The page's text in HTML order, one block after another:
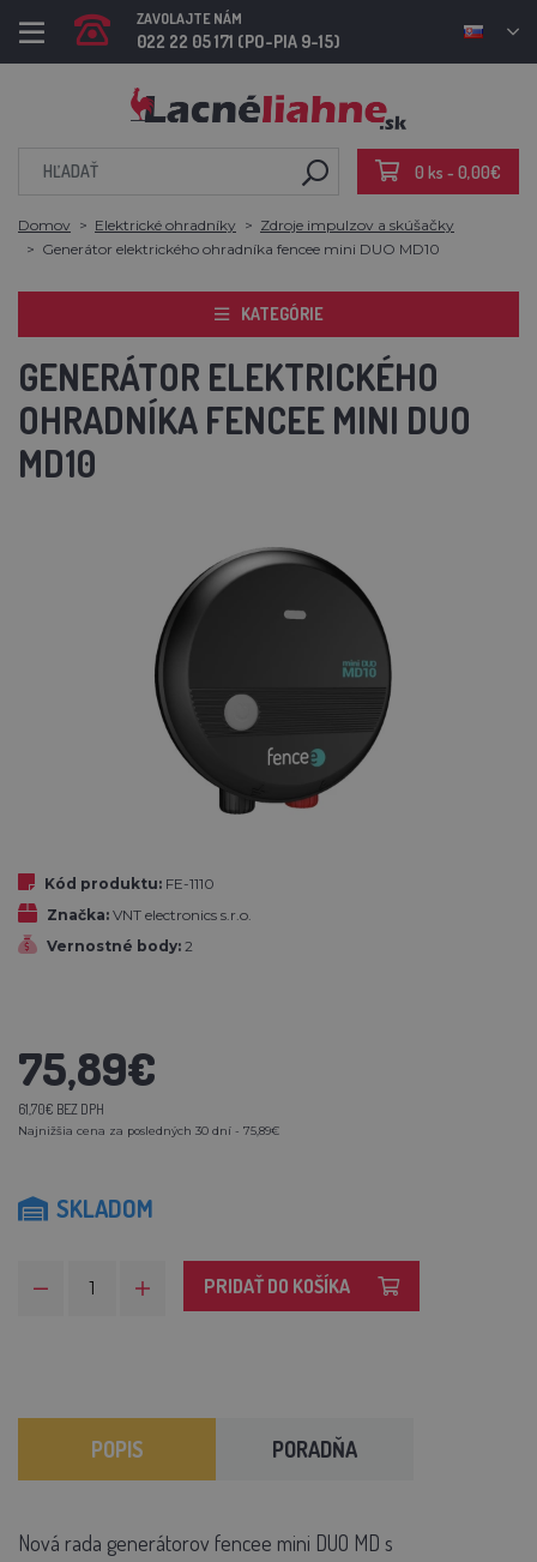
ZAVOLAJTE NÁM
022 22 05 171 (PO-PIA 9-15)
0 ks - 0,00€
Domov Elektrické ohradníky
Zdroje impulzov a skúšačky
Generátor elektrického ohradníka fencee mini DUO MD10
KATEGÓRIE
GENERÁTOR ELEKTRICKÉHO
OHRADNÍKA FENCEE MINI DUO
MD10
Kód produktu: FE-1110
Značka: VNT electronics s.r.o.
Vernostné body: 2
75,89€
61,70€ BEZ DPH
Najnižšia cena za posledných 30 dní - 75,89€
SKLADOM
PRIDAŤ DO KOŠÍKA
POPIS PORADŇA
Nová rada generátorov fencee mini DUO MD s